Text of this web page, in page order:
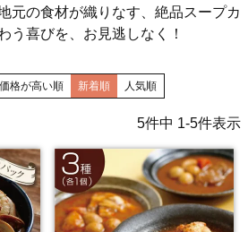
元の食材が織りなす、絶品スープカ
う喜びを、お見逃しなく！
価格が高い順 新着順 人気順
5件中 1-5件表示